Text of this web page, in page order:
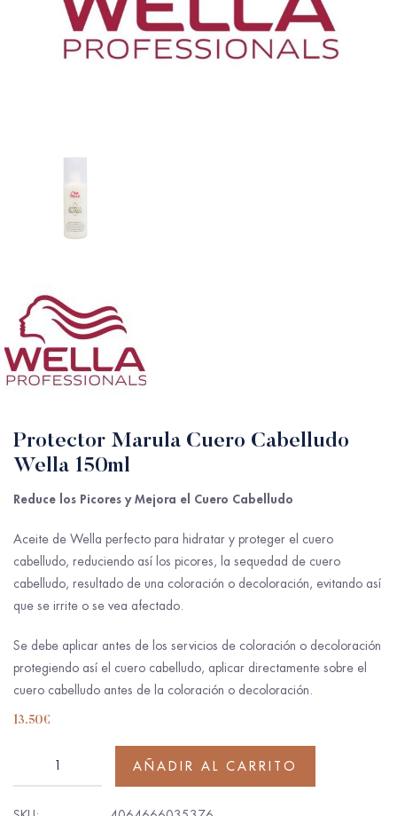
Protector Marula Cuero Cabelludo
Wella 150ml
Reduce los Picores y Mejora el Cuero Cabelludo
Aceite de Wella perfecto para hidratar y proteger el cuero
cabelludo, reduciendo así los picores, la sequedad de cuero
cabelludo, resultado de una coloración o decoloración, evitando así
que se irrite o se vea afectado.
Se debe aplicar antes de los servicios de coloración o decoloración
protegiendo así el cuero cabelludo, aplicar directamente sobre el
cuero cabelludo antes de la coloración o decoloración.
13.50€
AÑADIR AL CARRITO